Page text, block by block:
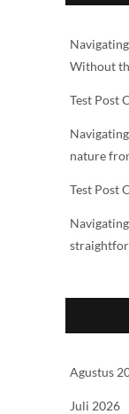
Without
Test Post
nature
Test Post
Agustus
Juli 2026